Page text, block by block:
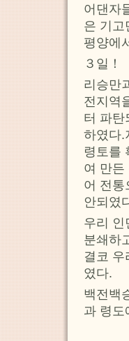
어댄자
은 기고
평양에
３일！
리승만
전지역
터 파탄
하였다.
령토를
여 만든
어 전통
안되였
우리 인
분쇄하
결코
였다.
백전백
과 령도